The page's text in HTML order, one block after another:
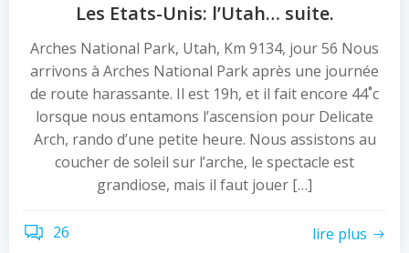
Les Etats-Unis: l’Utah… suite.
Arches National Park, Utah, Km 9134, jour 56 Nous
arrivons à Arches National Park après une journée
de route harassante. Il est 19h, et il fait encore 44˚c
lorsque nous entamons l’ascension pour Delicate
Arch, rando d’une petite heure. Nous assistons au
coucher de soleil sur l’arche, le spectacle est
grandiose, mais il faut jouer […]
26 lire plus